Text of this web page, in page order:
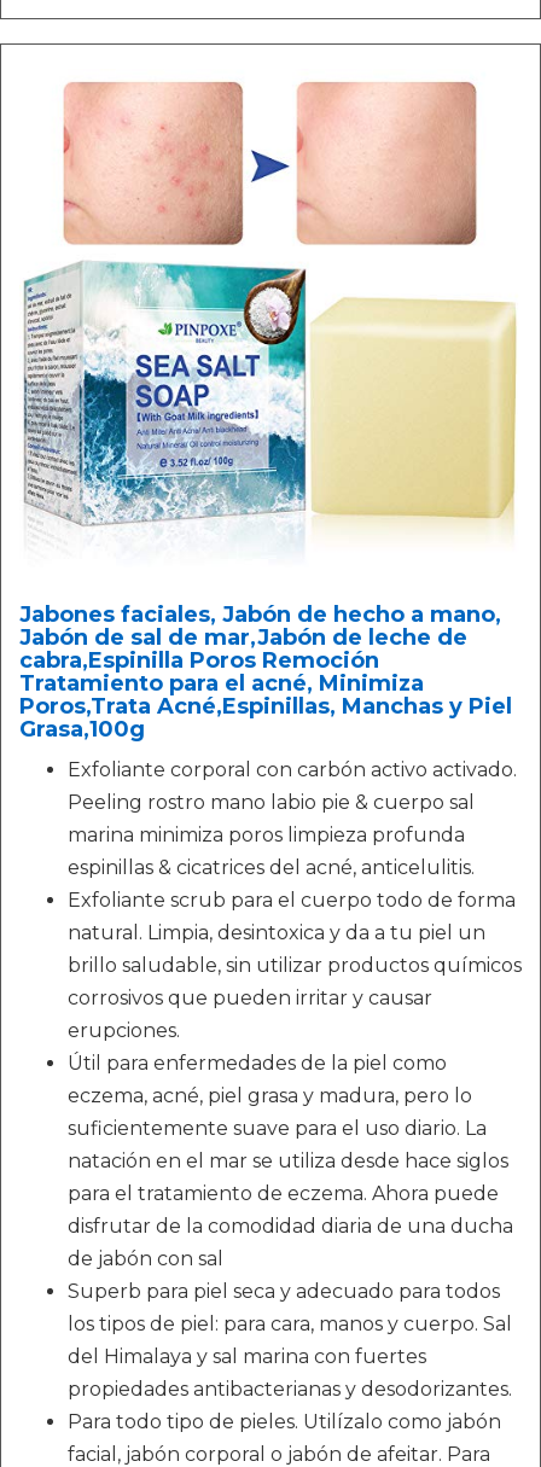
Jabones faciales, Jabón de hecho a mano,
Jabón de sal de mar,Jabón de leche de
cabra,Espinilla Poros Remoción
Tratamiento para el acné, Minimiza
Poros,Trata Acné,Espinillas, Manchas y Piel
Grasa,100g
Exfoliante corporal con carbón activo activado.
Peeling rostro mano labio pie & cuerpo sal
marina minimiza poros limpieza profunda
espinillas & cicatrices del acné, anticelulitis.
Exfoliante scrub para el cuerpo todo de forma
natural. Limpia, desintoxica y da a tu piel un
brillo saludable, sin utilizar productos químicos
corrosivos que pueden irritar y causar
erupciones.
Útil para enfermedades de la piel como
eczema, acné, piel grasa y madura, pero lo
suficientemente suave para el uso diario. La
natación en el mar se utiliza desde hace siglos
para el tratamiento de eczema. Ahora puede
disfrutar de la comodidad diaria de una ducha
de jabón con sal
Superb para piel seca y adecuado para todos
los tipos de piel: para cara, manos y cuerpo. Sal
del Himalaya y sal marina con fuertes
propiedades antibacterianas y desodorizantes.
Para todo tipo de pieles. Utilízalo como jabón
facial, jabón corporal o jabón de afeitar. Para